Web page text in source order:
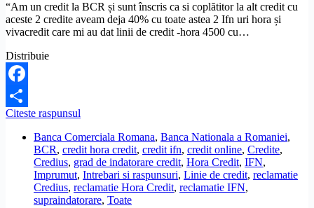
“Am un credit la BCR și sunt înscris ca si coplătitor la alt credit cu
aceste 2 credite aveam deja 40% cu toate astea 2 Ifn uri hora și
vivacredit care mi au dat linii de credit -hora 4500 cu…
Distribuie
Facebook
Share
Citeste raspunsul
baza
legala
pentru
anularea
unui
credit
Banca Comerciala Romana, Banca Nationala a Romaniei,
BCR, credit hora credit, credit ifn, credit online, Credite,
Credius, grad de indatorare credit, Hora Credit, IFN,
Imprumut, Intrebari si raspunsuri, Linie de credit, reclamatie
Credius, reclamatie Hora Credit, reclamatie IFN,
supraindatorare, Toate